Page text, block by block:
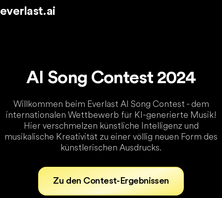
everlast.ai
AI Song Contest 2024
Willkommen beim Everlast AI Song Contest - dem
internationalen Wettbewerb für KI-generierte Musik!
Hier verschmelzen künstliche Intelligenz und
musikalische Kreativität zu einer völlig neuen Form des
künstlerischen Ausdrucks.
Zu den Contest-Ergebnissen